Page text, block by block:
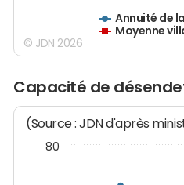
Annuité de
Moyenne
© JDN 2026
Capacité de
(Source : JDN d'après
80